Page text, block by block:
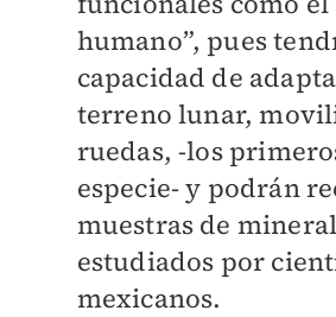
humano”, pues
capacidad de
terreno lunar,
ruedas, -los
especie- y podrán
muestras de
estudiados por
mexicanos.